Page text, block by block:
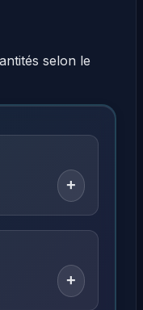
selon le
+
+